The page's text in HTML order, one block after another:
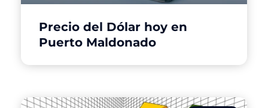
Precio del Dólar hoy en
Puerto Maldonado